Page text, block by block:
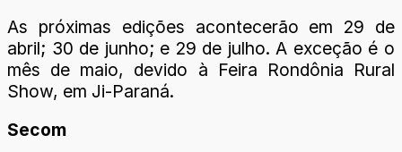
As próximas edições acontecerão em 29 de
abril; 30 de junho; e 29 de julho. A exceção é o
mês de maio, devido à Feira Rondônia Rural
Show, em Ji-Paraná.
Secom